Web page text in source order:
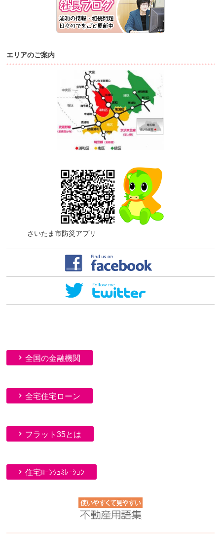
エリアのご案内
さいたま市防災アプリ
全国の金融機関
全宅住宅ローン
フラット35とは
住宅ﾛｰﾝｼｭﾐﾚｰｼｮﾝ